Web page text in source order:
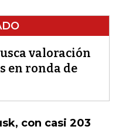
valoración
en ronda de
con casi 203